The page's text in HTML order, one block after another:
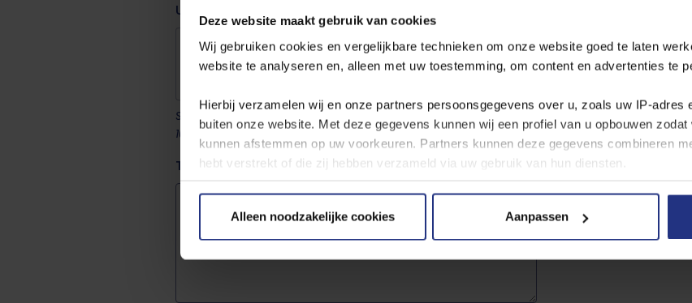
Deze website maakt gebruik van cookies
Wij gebruiken cookies en vergelijkbare technieken om onze website goed te laten
website te analyseren en, alleen met uw toestemming, om content en advertenties te
Hierbij verzamelen wij en onze partners persoonsgegevens over u, zoals uw IP‑adres
buiten onze website. Met deze gegevens kunnen wij een profiel van u opbouwen
kunnen afstemmen op uw voorkeuren. Partners kunnen deze gegevens combineren
hebt verstrekt of die zij hebben verzameld via uw gebruik van hun diensten.
U kunt uw toestemming op ieder moment wijzigen of intrekken via de cookie
pagina.
Alleen noodzakelijke cookies Aanpassen
Upload hier het adressenbestand
Slechts één bestand.
10 MB limiet.Toegestane types: jpg, png, doc, docx, xls, xlsx, pdf.
Toelichting